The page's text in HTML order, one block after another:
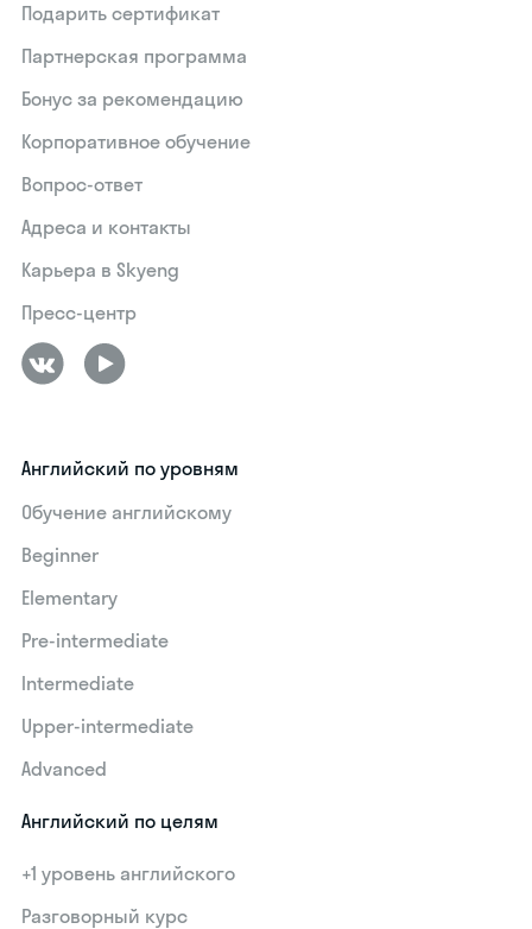
Подарить сертификат
Партнерская программа
Бонус за рекомендацию
Корпоративное обучение
Вопрос-ответ
Адреса и контакты
Карьера в Skyeng
Пресс-центр
Английский по уровням
Обучение английскому
Beginner
Elementary
Pre-intermediate
Intermediate
Upper-intermediate
Advanced
Английский по целям
+1 уровень английского
Разговорный курс